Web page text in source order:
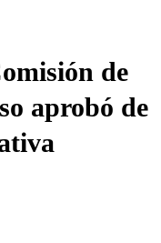
de
aprobó de